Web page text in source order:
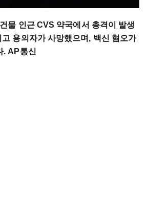
물 인근 CVS 약국에서 총격이 발생
용의자가 사망했으며, 백신 혐오가
. AP통신